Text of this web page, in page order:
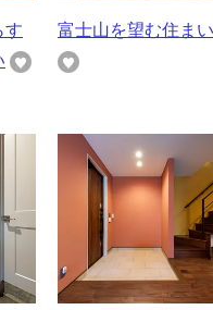
す
富士山を望む住まい